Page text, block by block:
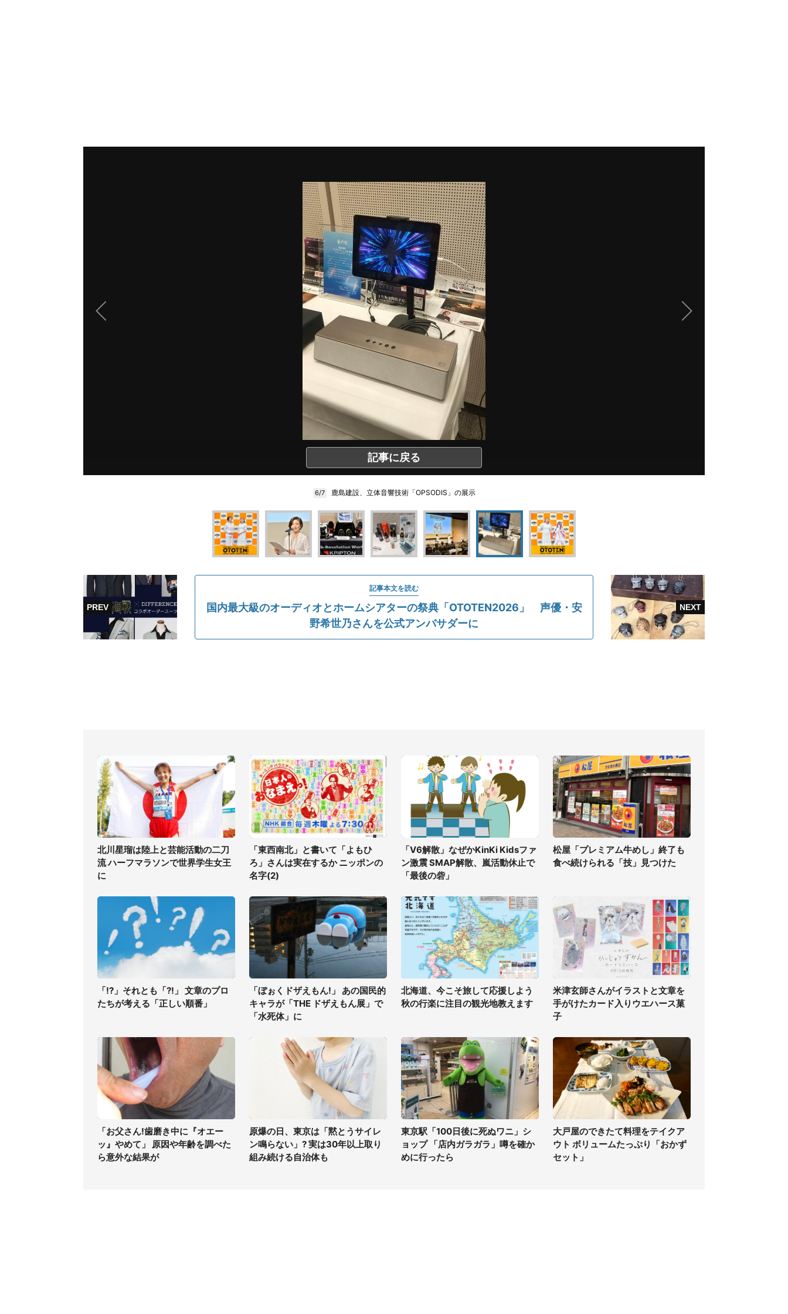
記事に戻る
6/7 鹿島建設、立体音響技術「OPSODIS」の展示
記事本文を読む
国内最大級のオーディオとホームシアターの祭典「OTOTEN2026」 声優・安
野希世乃さんを公式アンバサダーに
北川星瑠は陸上と芸能活動の二刀
流 ハーフマラソンで世界学生女王
に
「東西南北」と書いて「よもひ
ろ」さんは実在するか ニッポンの
名字(2)
「V6解散」なぜかKinKi Kidsファ
ン激震 SMAP解散、嵐活動休止で
「最後の砦」
松屋「プレミアム牛めし」終了も
食べ続けられる「技」見つけた
「!?」それとも「?!」 文章のプロ
たちが考える「正しい順番」
「ぼぉくドザえもん!」 あの国民的
キャラが「THE ドザえもん展」で
「水死体」に
北海道、今こそ旅して応援しよう
秋の行楽に注目の観光地教えます
米津玄師さんがイラストと文章を
手がけたカード入りウエハース菓
子
「お父さん!歯磨き中に『オエー
ッ』やめて」 原因や年齢を調べた
ら意外な結果が
原爆の日、東京は「黙とうサイレ
ン鳴らない」? 実は30年以上取り
組み続ける自治体も
東京駅「100日後に死ぬワニ」シ
ョップ 「店内ガラガラ」噂を確か
めに行ったら
大戸屋のできたて料理をテイクア
ウト ボリュームたっぷり「おかず
セット」